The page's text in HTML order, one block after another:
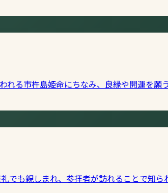
る市杵島姫命にちなみ、良縁や開運を願
でも親しまれ、参拝者が訪れることで知ら